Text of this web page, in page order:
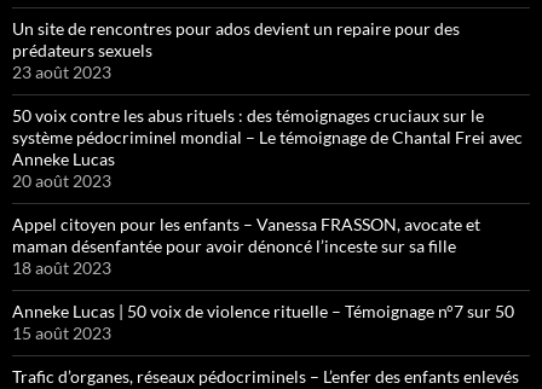
Un site de rencontres pour ados devient un repaire pour des
prédateurs sexuels
23 août 2023
50 voix contre les abus rituels : des témoignages cruciaux sur le
système pédocriminel mondial – Le témoignage de Chantal Frei avec
Anneke Lucas
20 août 2023
Appel citoyen pour les enfants – Vanessa FRASSON, avocate et
maman désenfantée pour avoir dénoncé l’inceste sur sa fille
18 août 2023
Anneke Lucas | 50 voix de violence rituelle – Témoignage n°7 sur 50
15 août 2023
Trafic d’organes, réseaux pédocriminels – L’enfer des enfants enlevés